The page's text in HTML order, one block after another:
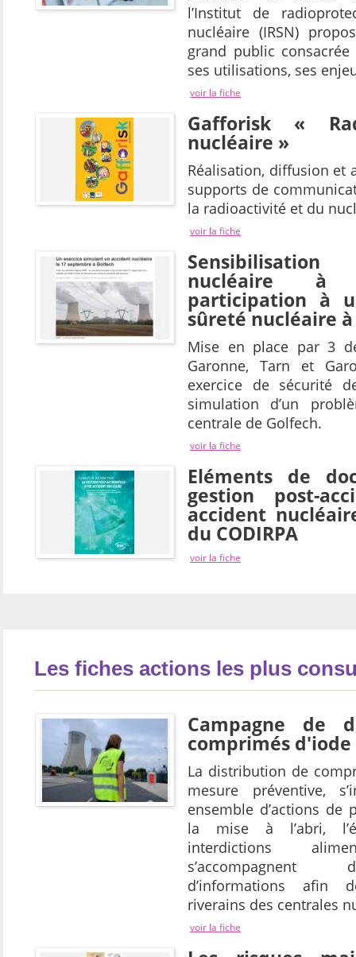
l’Institut de
nucléaire (IRSN)
grand public
ses utilisations, ses
voir la fiche
Gafforisk «
nucléaire »
Réalisation, diffusion et
supports de
la radioactivité et du
voir la fiche
nucléaire
participation à
sûreté nucléaire
Mise en place par 3
Garonne, Tarn et
exercice de sécurité
simulation d’un
centrale de Golfech.
voir la fiche
Eléments de
gestion post-
accident
du CODIRPA
voir la fiche
Les fiches actions les plus
Campagne de
comprimés d'iode
La distribution de
mesure préventive,
ensemble d’actions de
la mise à l’abri,
interdictions
s’accompagnent
d’informations afin
riverains des centrales
voir la fiche